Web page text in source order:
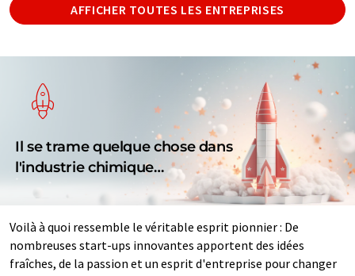
AFFICHER TOUTES LES ENTREPRISES
Il se trame quelque chose dans
l'industrie chimique…
Voilà à quoi ressemble le véritable esprit pionnier : De
nombreuses start-ups innovantes apportent des idées
fraîches, de la passion et un esprit d'entreprise pour changer